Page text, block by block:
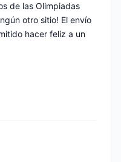
de las Olimpiadas
otro sitio! El envío
hacer feliz a un